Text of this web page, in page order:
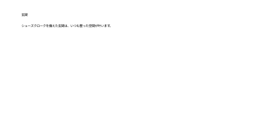
玄関
シューズクロークを備えた玄関は、いつも整った空間が叶います。